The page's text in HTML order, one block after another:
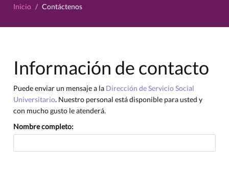
Inicio Contáctenos
Información de contacto
Puede enviar un mensaje a la Dirección de Servicio Social
Universitario. Nuestro personal está disponible para usted y
con mucho gusto le atenderá.
Nombre completo: